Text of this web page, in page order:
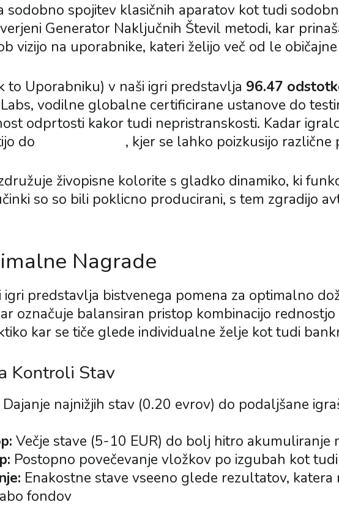
sodobno spojitev klasičnih aparatov kot tudi
Generator Naključnih Števil metodi, kar
vizijo na uporabnike, kateri želijo več od le
to Uporabniku) v naši igri predstavlja 96.47
vodilne globalne certificirane ustanove do
odprtosti kakor tudi nepristranskosti. Kadar
do
, kjer se lahko poizkusijo
živopisne kolorite s gladko dinamiko, ki
so so bili poklicno producirani, s tem zgradijo
Nagrade
predstavlja bistvenega pomena za optimalno
označuje balansiran pristop kombinacijo
kar se tiče glede individualne želje kot tudi
Kontroli Stav
Dajanje najnižjih stav (0.20 evrov) do podaljšane
Večje stave (5-10 EUR) do bolj hitro akumuliranje
Postopno povečevanje vložkov po izgubah kot
Enakostne stave vseeno glede rezultatov, katera
fondov